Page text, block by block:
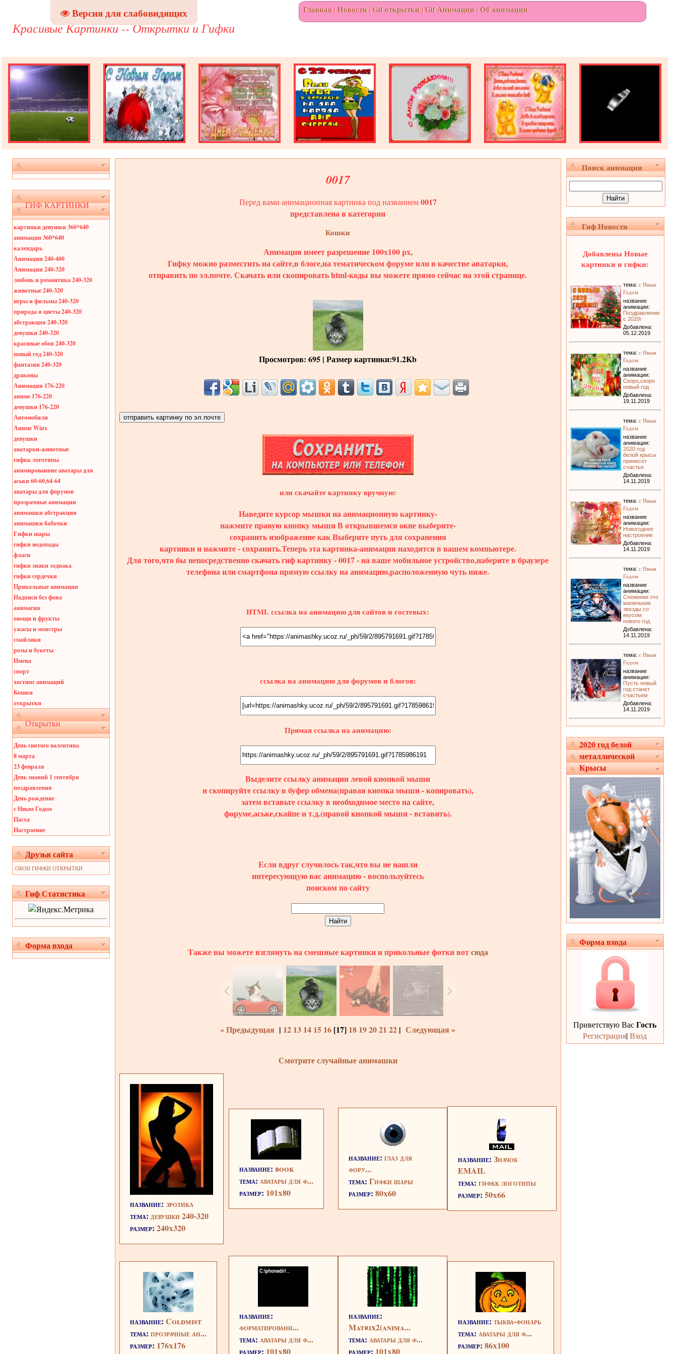
Версия для слабовидящих
Красивые Картинки -- Открытки и Гифки
Главная|Новости |Gif открытки |Gif Анимации |Об анимации
ГИФ КАРТИНКИ
картинки девушки 360*640
анимации 360*640
календарь
Анимации 240-400
Анимации 240-320
любовь и романтика 240-320
животные 240-320
игры и фильмы 240-320
природа и цветы 240-320
абстракция 240-320
девушки 240-320
красивые обои 240-320
новый год 240-320
фантазии 240-320
драконы
Анимации 176-220
аниме 176-220
девушки 176-220
Автомобили
Аниме Winx
девушки
аватарки-животные
гифкк логотипы
анимированние аватары для
аськи 60-60,64-64
аватары для форумов
прозрачные анимации
анимашки абстракции
анимашки бабочки
Гифки шары
гифки водопады
флаги
гифки знаки зодиака
гифки сердечки
Прикольные анимации
Надписи без фона
анимагия
овощи и фрукты
ужасы и монстры
смайлики
розы и букеты
Имена
спорт
хостинг анимаций
Кошки
открытки
Открытки
День святого валентина
8 марта
23 февраля
День знаний 1 сентября
поздравления
День рождение
с Нвым Годом
Пасха
Настроение
Друзья сайта
ОБОИ ГИФКИ ОТКРЫТКИ
Гиф Статистика
Форма входа
0017
Перед вами анимационная картинка под названием0017
представлена в категории
Кошки
Анимация имеет разрешение 100x100 px,
Гифку можно разместить на сайте,в блоге,на тематическом форуме или в качестве аватарки,
отправить по эл.почте.Скачатьили скопировать html-коды вы можете прямо сейчас на этой странице.
Просмотров: 695 | Размер картинки:91.2Kb
или скачайте картинку вручную:
Наведите курсор мышки на анимационную картинку-
нажмите правую кнопку мыши В открывшемся окне выберите-
сохранить изображение как Выберите путь для сохранения
картинки и нажмите - сохранить.Теперь эта картинка-анимация находится в вашем компьютере.
Для того,что бы непосредственно скачать гиф картинку - 0017 - на ваше мобильное устройство,наберите в браузере
телефона или смартфона прямую ссылку на анимацию,расположенную чуть ниже.
HTML ссылка на анимацию для сайтов и гостевых:
ссылка на анимацию для форумов и блогов:
Прямая ссылка на анимацию:
Выделите ссылкуанимациилевой кнопкой мыши
и скопируйте ссылку в буфер обмена(правая кнопка мыши - копировать),
затем вставьте ссылку в необходимое место на сайте,
форуме,аське,скайпе и т.д.(правой кнопкой мыши - вставить).
Если вдруг случилось так,что вы не нашли
интересующую вас анимацию - воспользуйтесь
поиском по сайту
Также вы можете взглянуть на смешные картинки и прикольные фотки вотсюда
« Предыдущая | 12 13 14 15 16 [17] 18 192021 22 | Следующая »
Смотрите случайные анимашки
название: эротика
тема: девушки 240-320
размер: 240x320
название: book
тема: аватары для ф...
размер: 101x80
название: глаз для
фору...
тема: Гифки шары
размер: 80x60
название: Значок
EMAIL
тема: гифкк логотипы
размер: 50x66
название: Coldmist
тема: прозрачные ан...
размер: 176x176
название:
форматировани...
тема: аватары для ф...
размер: 101x80
название:
Matrix2(anima...
тема: аватары для ф...
размер: 101x80
название: тыква-фонарь
тема: аватары для ф...
размер: 86x100
Поиск анимации
Гиф Новости
Добавлены Новые
картинки и гифки:
тема: с Нвым
Годом
название
анимации:
Поздравление
с 2020г
Добавлена:
05.12.2019
тема: с Нвым
Годом
название
анимации:
Скоро,скоро
новый год
Добавлена:
19.11.2019
тема: с Нвым
Годом
название
анимации:
2020 год
белой крысы
принесет
счастье
Добавлена:
14.11.2019
тема: с Нвым
Годом
название
анимации:
Новогоднее
настроение
Добавлена:
14.11.2019
тема: с Нвым
Годом
название
анимации:
Снежинки это
маленькие
звезды со
вкусом
нового год
Добавлена:
14.11.2019
тема: с Нвым
Годом
название
анимации:
Пусть новый
год станет
счастьем
Добавлена:
14.11.2019
2020 год белой
металлической
Крысы
Форма входа
Приветствую ВасГость
Регистрация|Вход